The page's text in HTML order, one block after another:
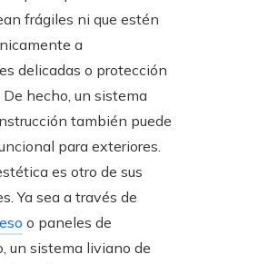
frágiles ni que estén
a
delicadas o protección
hecho, un sistema
también puede
para exteriores.
es otro de sus
Ya sea a través de
o paneles de
un sistema liviano de